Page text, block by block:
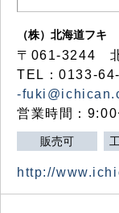
（株）北海道フキ
〒061-3244
TEL：0133-
-
営業時間：
販売可
http://